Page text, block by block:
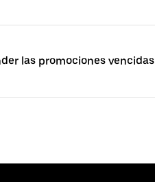
las promociones vencidas